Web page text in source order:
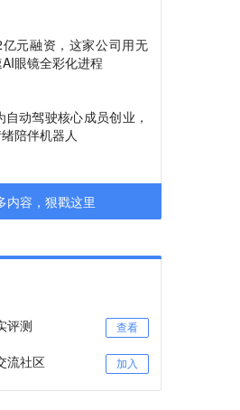
元融资，这家公司用无
眼镜全彩化进程
动驾驶核心成员创业，
陪伴机器人
内容，狠戳这里
评测 查看
流社区 加入